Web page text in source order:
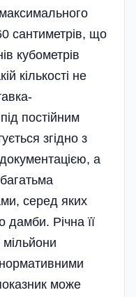
сантиметрів, що
кубометрів
кількості не
постійним
згідно з
а
серед яких
дамби. Річна її
мільйони
нормативними
може